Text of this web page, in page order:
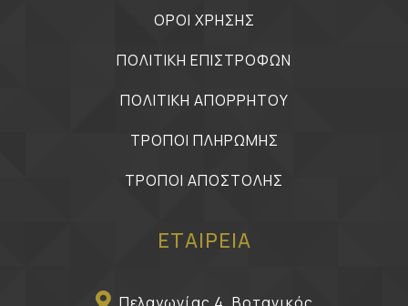
ΟΡΟΙ ΧΡΗΣΗΣ
ΠΟΛΙΤΙΚΗ ΕΠΙΣΤΡΟΦΩΝ
ΠΟΛΙΤΙΚΗ ΑΠΟΡΡΗΤΟΥ
ΤΡΟΠΟΙ ΠΛΗΡΩΜΗΣ
ΤΡΟΠΟΙ ΑΠΟΣΤΟΛΗΣ
ΕΤΑΙΡΕΙΑ